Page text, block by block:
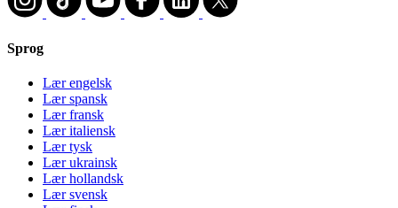
Sprog
Lær engelsk
Lær spansk
Lær fransk
Lær italiensk
Lær tysk
Lær ukrainsk
Lær hollandsk
Lær svensk